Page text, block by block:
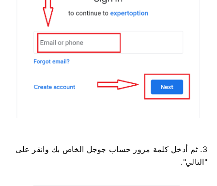
3. ثم أدخل كلمة مرور حساب جوجل الخاص بك وانقر على
"التالي".